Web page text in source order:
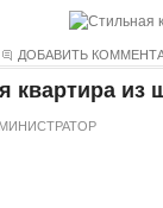
ДОБАВИТЬ
квартира из